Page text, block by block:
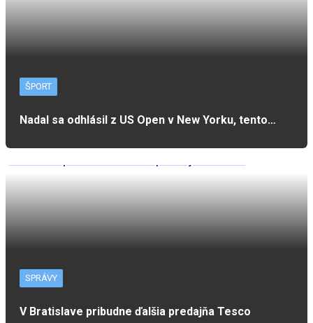
ŠPORT
Nadal sa odhlásil z US Open v New Yorku, tento…
SPRÁVY
V Bratislave pribudne ďalšia predajňa Tesco